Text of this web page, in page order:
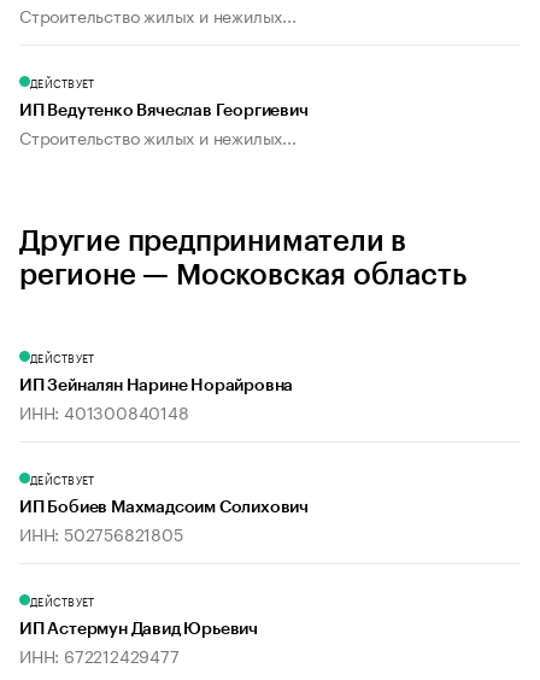
Строительство жилых и нежилых...
ДЕЙСТВУЕТ
ИП Ведутенко Вячеслав Георгиевич
Строительство жилых и нежилых...
Другие предприниматели в
регионе — Московская область
ДЕЙСТВУЕТ
ИП Зейналян Нарине Норайровна
ИНН: 401300840148
ДЕЙСТВУЕТ
ИП Бобиев Махмадсоим Солихович
ИНН: 502756821805
ДЕЙСТВУЕТ
ИП Астермун Давид Юрьевич
ИНН: 672212429477